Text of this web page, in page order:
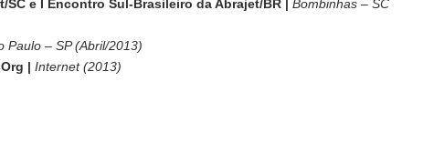
SC e I Encontro Sul-Brasileiro da Abrajet/BR | Bombinhas – SC
Paulo – SP (Abril/2013)
| Internet (2013)